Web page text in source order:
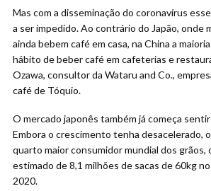
Mas com a disseminação do coronavírus
a ser impedido. Ao contrário do Japão, onde
ainda bebem café em casa, na China a
hábito de beber café em cafeterias e
Ozawa, consultor da Wataru and Co.,
café de Tóquio.
O mercado japonês também já começa
Embora o crescimento tenha desacelerado,
quarto maior consumidor mundial dos grãos,
estimado de 8,1 milhões de sacas de 60kg
2020.